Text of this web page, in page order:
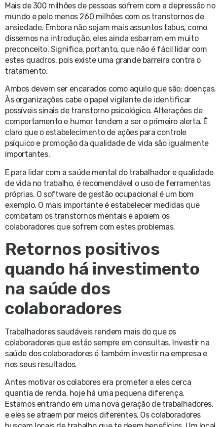
Mais de 300 milhões de pessoas sofrem com a depressão no
mundo e pelo menos 260 milhões com os transtornos de
ansiedade. Embora não sejam mais assuntos tabus, como
dissemos na introdução, eles ainda esbarram em muito
preconceito. Significa, portanto, que não é fácil lidar com
estes quadros, pois existe uma grande barreira contra o
tratamento.
Ambos devem ser encarados como aquilo que são: doenças.
Às organizações cabe o papel vigilante de identificar
possíveis sinais de transtorno psicológico. Alterações de
comportamento e humor tendem a ser o primeiro alerta. É
claro que o estabelecimento de ações para controle
psíquico e promoção da qualidade de vida são igualmente
importantes.
E para lidar com a saúde mental do trabalhador e qualidade
de vida no trabalho, é recomendável o uso de ferramentas
próprias. O software de gestão ocupacional é um bom
exemplo. O mais importante é estabelecer medidas que
combatam os transtornos mentais e apoiem os
colaboradores que sofrem com estes problemas.
Retornos positivos
quando há investimento
na saúde dos
colaboradores
Trabalhadores saudáveis rendem mais do que os
colaboradores que estão sempre em consultas. Investir na
saúde dos colaboradores é também investir na empresa e
nos seus resultados.
Antes motivar os colabores era prometer a eles cerca
quantia de renda, hoje há uma pequena diferença.
Estamos entrando em uma nova geração de trabalhadores,
e eles se atraem por meios diferentes. Os colaboradores